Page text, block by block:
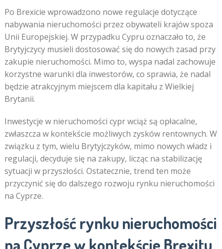
Po Brexicie wprowadzono nowe regulacje dotyczące
nabywania nieruchomości przez obywateli krajów spoza
Unii Europejskiej. W przypadku Cypru oznaczało to, że
Brytyjczycy musieli dostosować się do nowych zasad przy
zakupie nieruchomości. Mimo to, wyspa nadal zachowuje
korzystne warunki dla inwestorów, co sprawia, że nadal
będzie atrakcyjnym miejscem dla kapitału z Wielkiej
Brytanii.
Inwestycje w nieruchomości cypr wciąż są opłacalne,
zwłaszcza w kontekście możliwych zysków rentownych. W
związku z tym, wielu Brytyjczyków, mimo nowych władz i
regulacji, decyduje się na zakupy, licząc na stabilizację
sytuacji w przyszłości. Ostatecznie, trend ten może
przyczynić się do dalszego rozwoju rynku nieruchomości
na Cyprze.
Przyszłość rynku nieruchomości
na Cyprze w kontekście Brexitu